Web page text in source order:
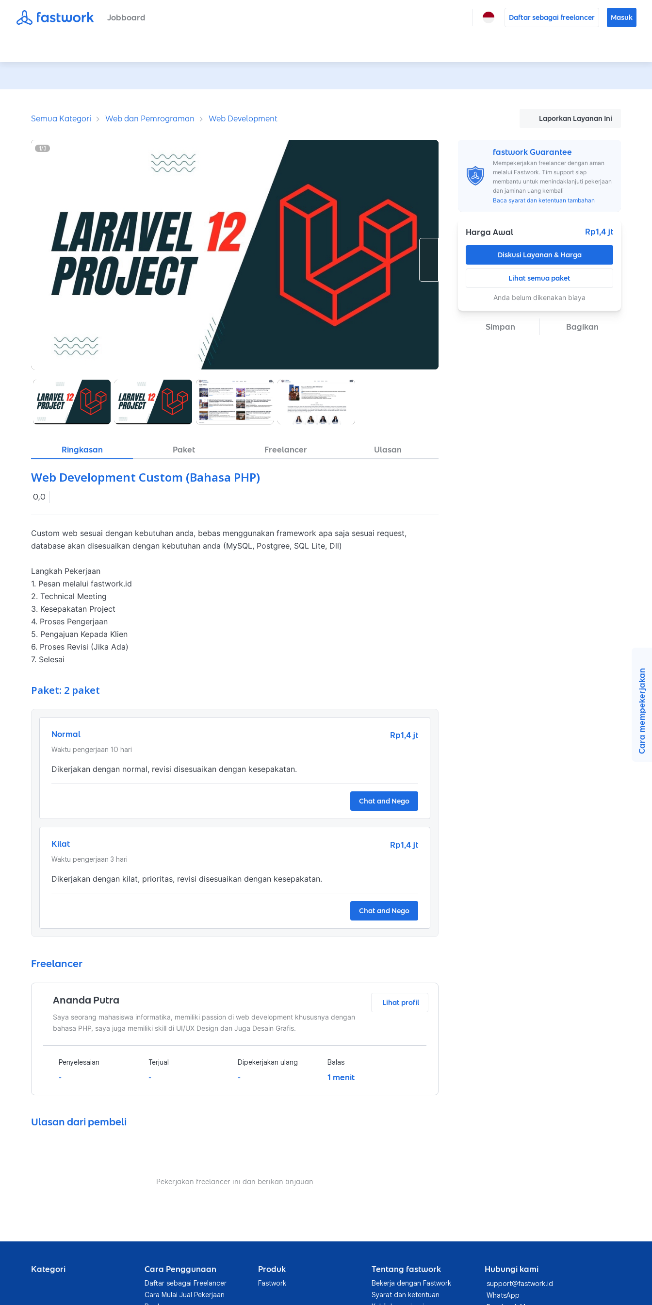
Jobboard Daftar sebagai freelancer Masuk
Semua Kategori Web dan Pemrograman Web Development Laporkan Layanan Ini
1/3
Ringkasan Paket Freelancer Ulasan
Web Development Custom (Bahasa PHP)
0,0
Custom web sesuai dengan kebutuhan anda, bebas menggunakan framework apa saja sesuai request,
database akan disesuaikan dengan kebutuhan anda (MySQL, Postgree, SQL Lite, Dll)
Langkah Pekerjaan
1. Pesan melalui fastwork.id
2. Technical Meeting
3. Kesepakatan Project
4. Proses Pengerjaan
5. Pengajuan Kepada Klien
6. Proses Revisi (Jika Ada)
7. Selesai
Paket: 2 paket
Normal Rp1,4 jt
Waktu pengerjaan 10 hari
Dikerjakan dengan normal, revisi disesuaikan dengan kesepakatan.
Chat and Nego
Kilat Rp1,4 jt
Waktu pengerjaan 3 hari
Dikerjakan dengan kilat, prioritas, revisi disesuaikan dengan kesepakatan.
Chat and Nego
Freelancer
Ananda Putra
Saya seorang mahasiswa informatika, memiliki passion di web development khususnya dengan
bahasa PHP, saya juga memiliki skill di UI/UX Design dan Juga Desain Grafis.
Lihat profil
Penyelesaian
-
Terjual
-
Dipekerjakan ulang
-
Balas
1 menit
Ulasan dari pembeli
Pekerjakan freelancer ini dan berikan tinjauan
fastwork Guarantee
Mempekerjakan freelancer dengan aman
melalui Fastwork. Tim support siap
membantu untuk menindaklanjuti pekerjaan
dan jaminan uang kembali
Baca syarat dan ketentuan tambahan
Harga Awal Rp1,4 jt
Diskusi Layanan & Harga
Lihat semua paket
Anda belum dikenakan biaya
Simpan Bagikan
Cara mempekerjakan
Kategori Cara Penggunaan
Daftar sebagai Freelancer
Cara Mulai Jual Pekerjaan
Produk
Fastwork
Tentang fastwork
Bekerja dengan Fastwork
Syarat dan ketentuan
Hubungi kami
support@fastwork.id
WhatsApp